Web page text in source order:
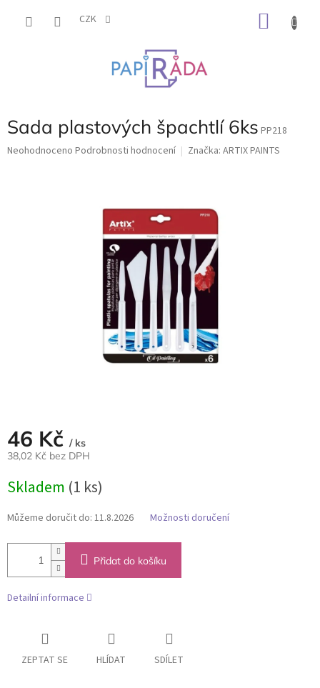
CZK
Sada plastových špachtlí 6ks PP218
Průměrné
Neohodnoceno Podrobnosti hodnocení Značka: ARTIX PAINTS
46 Kč / ks
38,02 Kč bez DPH
cena:
Skladem (1 ks)
Můžeme doručit do: 11.8.2026 Možnosti doručení
Přidat do košíku
Detailní informace
ZEPTAT SE HLÍDAT SDÍLET